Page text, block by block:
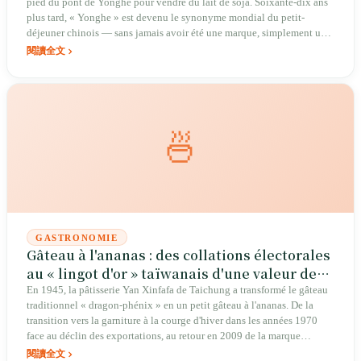
pied du pont de Yonghe pour vendre du lait de soja. Soixante-dix ans
plus tard, « Yonghe » est devenu le synonyme mondial du petit-
déjeuner chinois — sans jamais avoir été une marque, simplement un
nom de lieu.
閱讀全文
🍜
GASTRONOMIE
Gâteau à l'ananas : des collations électorales
au « lingot d'or » taïwanais d'une valeur de
production de 25 milliards de dollars NT
En 1945, la pâtisserie Yan Xinfafa de Taichung a transformé le gâteau
traditionnel « dragon-phénix » en un petit gâteau à l'ananas. De la
transition vers la garniture à la courge d'hiver dans les années 1970
face au déclin des exportations, au retour en 2009 de la marque
SunnyHills à l'acidité authentique de l'ananas local, ce petit « lingot
閱讀全文